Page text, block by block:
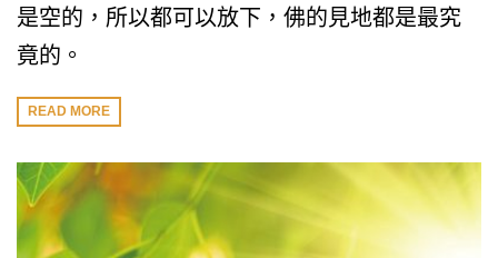
是空的，所以都可以放下，佛的見地都是最究
竟的。
READ MORE